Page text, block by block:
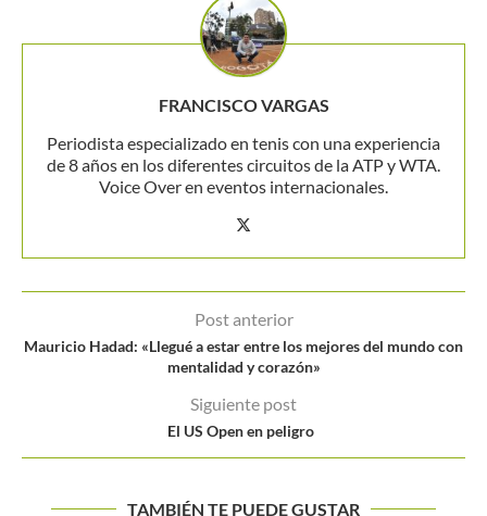
FRANCISCO VARGAS
Periodista especializado en tenis con una experiencia
de 8 años en los diferentes circuitos de la ATP y WTA.
Voice Over en eventos internacionales.
Post anterior
Mauricio Hadad: «Llegué a estar entre los mejores del mundo con
mentalidad y corazón»
Siguiente post
El US Open en peligro
TAMBIÉN TE PUEDE GUSTAR